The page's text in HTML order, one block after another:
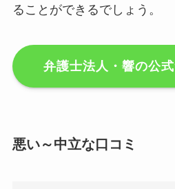
ることができるでしょう。
弁護士法人・響の公
悪い～中立な口コミ